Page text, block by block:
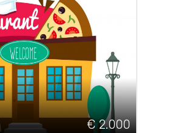
€ 2.000